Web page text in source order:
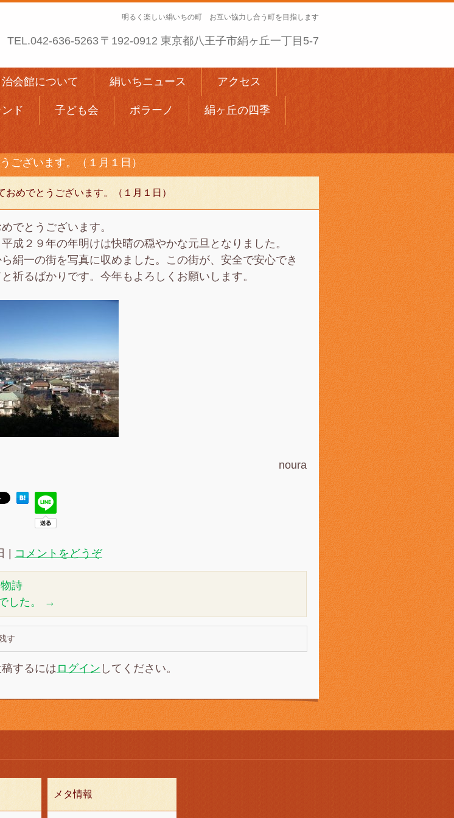
明るく楽しい絹いちの町 お互い協力し合う町を目指します
TEL.042-636-5263 〒192-0912 東京都八王子市絹ヶ丘一丁目5-7
治会館について 絹いちニュース アクセス
ド 子ども会 ポラーノ 絹ヶ丘の四季
ございます。（１月１日）
おめでとうございます。（１月１日）
でとうございます。
成２９年の年明けは快晴の穏やかな元旦となりました。
絹一の街を写真に収めました。この街が、安全で安心でき
祈るばかりです。今年もよろしくお願いします。
noura
コメントをどうぞ
詩
した。
→
す
するにはログイン してください。
メタ情報